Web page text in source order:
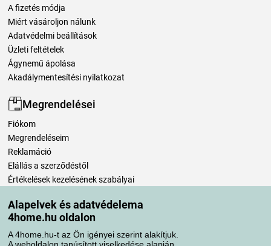
Alapelvek és adatvédelema
4home.hu oldalon
A 4home.hu-t az Ön igényei szerint alakítjuk.
A fizetés módja
Miért vásároljon nálunk
Adatvédelmi beállítások
Üzleti feltételek
Ágynemű ápolása
Akadálymentesítési nyilatkozat
Megrendelései
Fiókom
Megrendeléseim
Reklamáció
Elállás a szerződéstől
Értékelések kezelésének szabályai
Szállítási módok